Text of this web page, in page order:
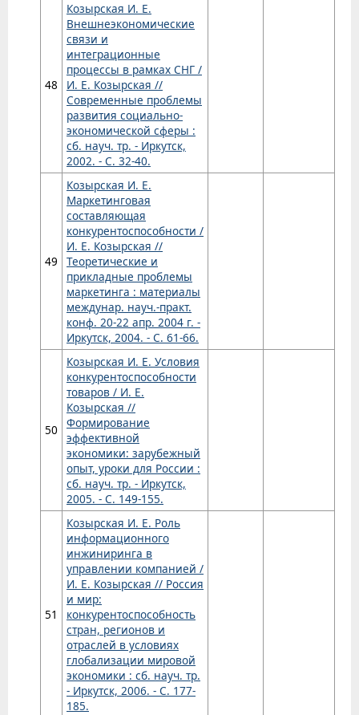
48
Козырская И. Е.
Внешнеэкономические
связи и
интеграционные
процессы в рамках СНГ /
И. Е. Козырская //
Современные проблемы
развития социально-
экономической сферы :
сб. науч. тр. - Иркутск,
2002. - С. 32-40.
49
Козырская И. Е.
Маркетинговая
составляющая
конкурентоспособности /
И. Е. Козырская //
Теоретические и
прикладные проблемы
маркетинга : материалы
междунар. науч.-практ.
конф. 20-22 апр. 2004 г. -
Иркутск, 2004. - С. 61-66.
50
Козырская И. Е. Условия
конкурентоспособности
товаров / И. Е.
Козырская //
Формирование
эффективной
экономики: зарубежный
опыт, уроки для России :
сб. науч. тр. - Иркутск,
2005. - С. 149-155.
51
Козырская И. Е. Роль
информационного
инжиниринга в
управлении компанией /
И. Е. Козырская // Россия
и мир:
конкурентоспособность
стран, регионов и
отраслей в условиях
глобализации мировой
экономики : сб. науч. тр.
- Иркутск, 2006. - С. 177-
185.